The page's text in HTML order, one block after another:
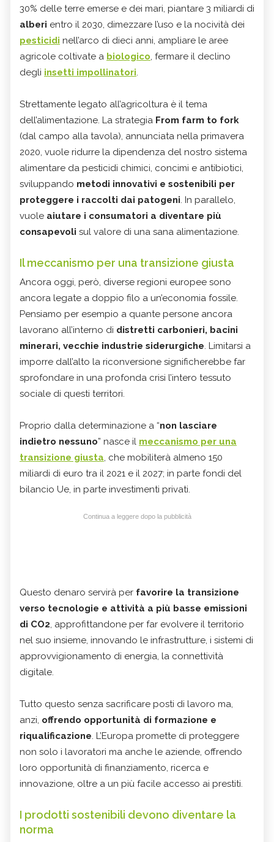
30% delle terre emerse e dei mari, piantare 3 miliardi di
alberi entro il 2030, dimezzare l’uso e la nocività dei
pesticidi nell’arco di dieci anni, ampliare le aree
agricole coltivate a biologico, fermare il declino
degli insetti impollinatori.
Strettamente legato all’agricoltura è il tema
dell’alimentazione. La strategia From farm to fork
(dal campo alla tavola), annunciata nella primavera
2020, vuole ridurre la dipendenza del nostro sistema
alimentare da pesticidi chimici, concimi e antibiotici,
sviluppando metodi innovativi e sostenibili per
proteggere i raccolti dai patogeni. In parallelo,
vuole aiutare i consumatori a diventare più
consapevoli sul valore di una sana alimentazione.
Il meccanismo per una transizione giusta
Ancora oggi, però, diverse regioni europee sono
ancora legate a doppio filo a un’economia fossile.
Pensiamo per esempio a quante persone ancora
lavorano all’interno di distretti carbonieri, bacini
minerari, vecchie industrie siderurgiche. Limitarsi a
imporre dall’alto la riconversione significherebbe far
sprofondare in una profonda crisi l’intero tessuto
sociale di questi territori.
Proprio dalla determinazione a “non lasciare
indietro nessuno” nasce il meccanismo per una
transizione giusta, che mobiliterà almeno 150
miliardi di euro tra il 2021 e il 2027; in parte fondi del
bilancio Ue, in parte investimenti privati.
Continua a leggere dopo la pubblicità
Questo denaro servirà per favorire la transizione
verso tecnologie e attività a più basse emissioni
di CO2, approfittandone per far evolvere il territorio
nel suo insieme, innovando le infrastrutture, i sistemi di
approvvigionamento di energia, la connettività
digitale.
Tutto questo senza sacrificare posti di lavoro ma,
anzi, offrendo opportunità di formazione e
riqualificazione. L’Europa promette di proteggere
non solo i lavoratori ma anche le aziende, offrendo
loro opportunità di finanziamento, ricerca e
innovazione, oltre a un più facile accesso ai prestiti.
I prodotti sostenibili devono diventare la
norma